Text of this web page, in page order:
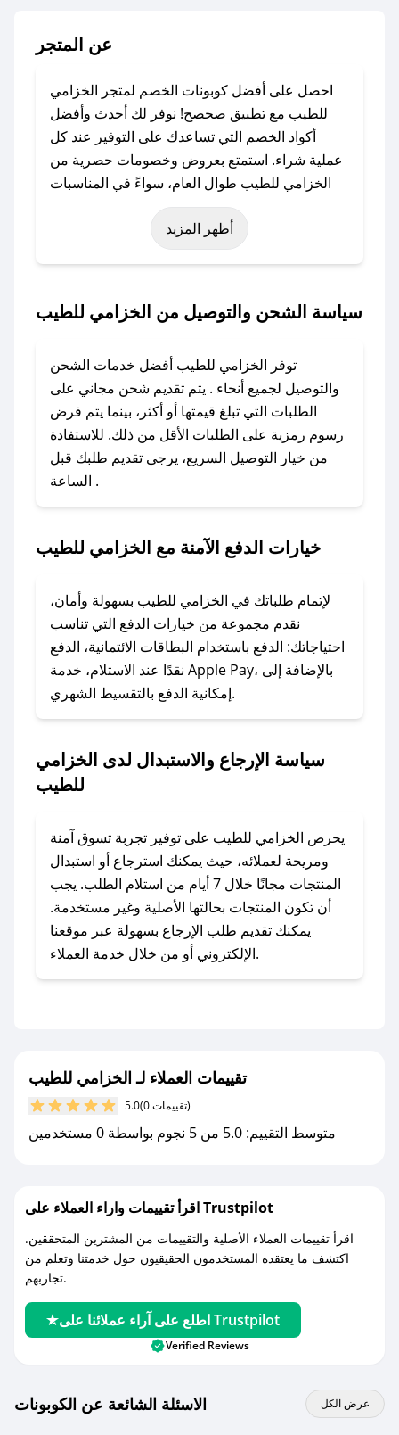
عن المتجر
احصل على أفضل كوبونات الخصم لمتجر الخزامي
للطيب مع تطبيق صحصح! نوفر لك أحدث وأفضل
أكواد الخصم التي تساعدك على التوفير عند كل
عملية شراء. استمتع بعروض وخصومات حصرية من
الخزامي للطيب طوال العام، سواءً في المناسبات
مثل عيد الفطر، عيد الأضحى، الجمعة البيضاء (شهر
نوفمبر)، رمضان، اليوم الوطني، يوم التأسيس، أو
حتى عروض خاصة أخرى.
للطيب؟
كود خصم الخزامي للطيب. وفي حال عدم توفر
الكوبون، تواصل معنا عبر تويتر أو البريد الإلكتروني
لإضافته بسرعة.
### كيفية استخدام كود خصم الخزامي للطيب؟
1. انسخ كود الخصم من تطبيق صحصح.
2. الصقه في خانة الدفع عند التسوق من الخزامي
لا تقلق! يمكنك التواصل مع فريق دعم صحصح عبر
الرسائل الخاصة على تويتر أو البريد الإلكتروني،
وسنقوم بحل المشكلة في أسرع وقت ممكن.
### ماذا أفعل إذا لم أجد كود خصم لمتجري
المفضل؟
مراسلتنا مباشرة وسنعمل على توفير الكوبونات في
أسرع وقت ممكن.
### كيف تحصل على كوبونات خصم حصرية من
الخزامي للطيب؟
للحصول على كوبونات وخصومات حصرية، قم بما
يلي:
- اضغط على أيقونة متابعة لمتجر الخزامي للطيب
في تطبيق صحصح.
مع صحصح، تسوق بذكاء ووفّر على كل مشترياتك مع
أظهر المزيد
سياسة الشحن والتوصيل من الخزامي للطيب
توفر الخزامي للطيب أفضل خدمات الشحن
والتوصيل لجميع أنحاء . يتم تقديم شحن مجاني على
الطلبات التي تبلغ قيمتها أو أكثر، بينما يتم فرض
رسوم رمزية على الطلبات الأقل من ذلك. للاستفادة
من خيار التوصيل السريع، يرجى تقديم طلبك قبل
الساعة .
خيارات الدفع الآمنة مع الخزامي للطيب
لإتمام طلباتك في الخزامي للطيب بسهولة وأمان،
نقدم مجموعة من خيارات الدفع التي تناسب
احتياجاتك: الدفع باستخدام البطاقات الائتمانية، الدفع
نقدًا عند الاستلام، خدمة Apple Pay، بالإضافة إلى
إمكانية الدفع بالتقسيط الشهري.
سياسة الإرجاع والاستبدال لدى الخزامي
للطيب
يحرص الخزامي للطيب على توفير تجربة تسوق آمنة
ومريحة لعملائه، حيث يمكنك استرجاع أو استبدال
المنتجات مجانًا خلال 7 أيام من استلام الطلب. يجب
أن تكون المنتجات بحالتها الأصلية وغير مستخدمة.
يمكنك تقديم طلب الإرجاع بسهولة عبر موقعنا
الإلكتروني أو من خلال خدمة العملاء.
تقييمات العملاء لـ الخزامي للطيب
5.0 (0 تقييمات)
متوسط التقييم: 5.0 من 5 نجوم بواسطة 0 مستخدمين
اقرأ تقييمات واراء العملاء على Trustpilot
اقرأ تقييمات العملاء الأصلية والتقييمات من المشترين المتحققين.
اكتشف ما يعتقده المستخدمون الحقيقيون حول خدمتنا وتعلم من
تجاربهم.
اطلع على آراء عملائنا على Trustpilot
Verified Reviews
الاسئلة الشائعة عن الكوبونات عرض الكل